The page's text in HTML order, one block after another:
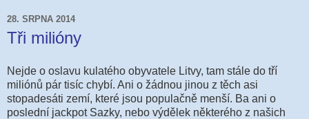
28. SRPNA 2014
Tři milióny
Nejde o oslavu kulatého obyvatele Litvy, tam stále do tří
miliónů pár tisíc chybí. Ani o žádnou jinou z těch asi
stopadesáti zemí, které jsou populačně menší. Ba ani o
poslední jackpot Sazky, nebo výdělek některého z našich